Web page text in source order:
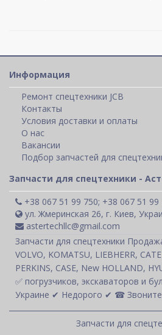
Информация
Ремонт спецтехники JCB
Контакты
Условия доставки и оплаты
О нас
Вакансии
Подбор запчастей для
Запчасти для спецтехники -
+38 067 51 99 750; +38 067 51 99
ул. Жмеринская 26, г. Киев,
astertechllc@gmail.com
Запчасти для спецтехники
VOLVO, KOMATSU, LIEBHERR,
PERKINS, CASE, New HOLLAND,
✅ погрузчиков, экскаваторов и
Украине ✔ Недорого ✔ ☎
Запчасти для